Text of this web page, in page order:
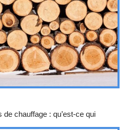
de chauffage : qu’est-ce qui